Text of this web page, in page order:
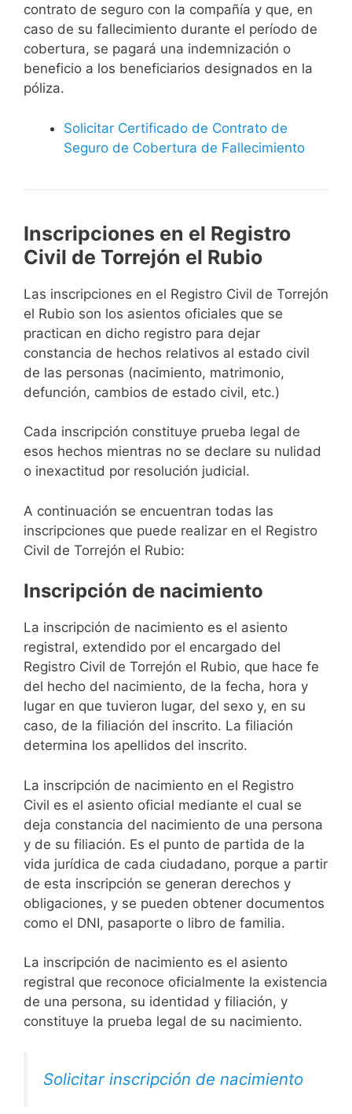
contrato de seguro con la compañía y que, en
caso de su fallecimiento durante el período de
cobertura, se pagará una indemnización o
beneficio a los beneficiarios designados en la
póliza.
Solicitar Certificado de Contrato de
Seguro de Cobertura de Fallecimiento
Inscripciones en el Registro
Civil de Torrejón el Rubio
Las inscripciones en el Registro Civil de Torrejón
el Rubio son los asientos oficiales que se
practican en dicho registro para dejar
constancia de hechos relativos al estado civil
de las personas (nacimiento, matrimonio,
defunción, cambios de estado civil, etc.)
Cada inscripción constituye prueba legal de
esos hechos mientras no se declare su nulidad
o inexactitud por resolución judicial.
A continuación se encuentran todas las
inscripciones que puede realizar en el Registro
Civil de Torrejón el Rubio:
Inscripción de nacimiento
La inscripción de nacimiento es el asiento
registral, extendido por el encargado del
Registro Civil de Torrejón el Rubio, que hace fe
del hecho del nacimiento, de la fecha, hora y
lugar en que tuvieron lugar, del sexo y, en su
caso, de la filiación del inscrito. La filiación
determina los apellidos del inscrito.
La inscripción de nacimiento en el Registro
Civil es el asiento oficial mediante el cual se
deja constancia del nacimiento de una persona
y de su filiación. Es el punto de partida de la
vida jurídica de cada ciudadano, porque a partir
de esta inscripción se generan derechos y
obligaciones, y se pueden obtener documentos
como el DNI, pasaporte o libro de familia.
La inscripción de nacimiento es el asiento
registral que reconoce oficialmente la existencia
de una persona, su identidad y filiación, y
constituye la prueba legal de su nacimiento.
Solicitar inscripción de nacimiento